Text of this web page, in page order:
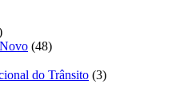
(48)
do Trânsito (3)